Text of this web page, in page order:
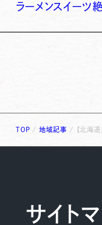
ラーメンスイーツ
TOP /地域記事 / 【北海
サイト